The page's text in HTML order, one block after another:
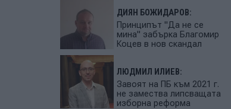
ДИЯН БОЖИДАРОВ:
Принципът "Да не се
мина" забърка Благомир
Коцев в нов скандал
ЛЮДМИЛ ИЛИЕВ:
Завоят на ПБ към 2021 г.
не замества липсващата
изборна реформа